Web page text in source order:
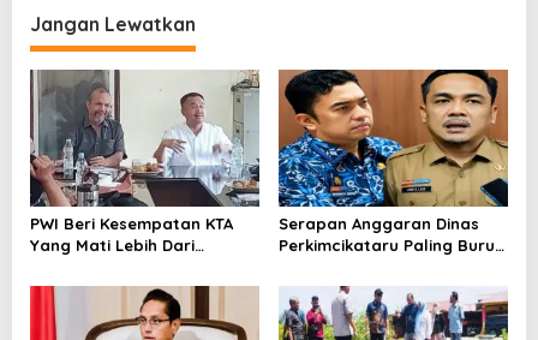
Jangan Lewatkan
PWI Beri Kesempatan KTA
Yang Mati Lebih Dari
Serapan Anggaran Dinas
Perkimcikataru Paling Buruk,
Dievaluasi